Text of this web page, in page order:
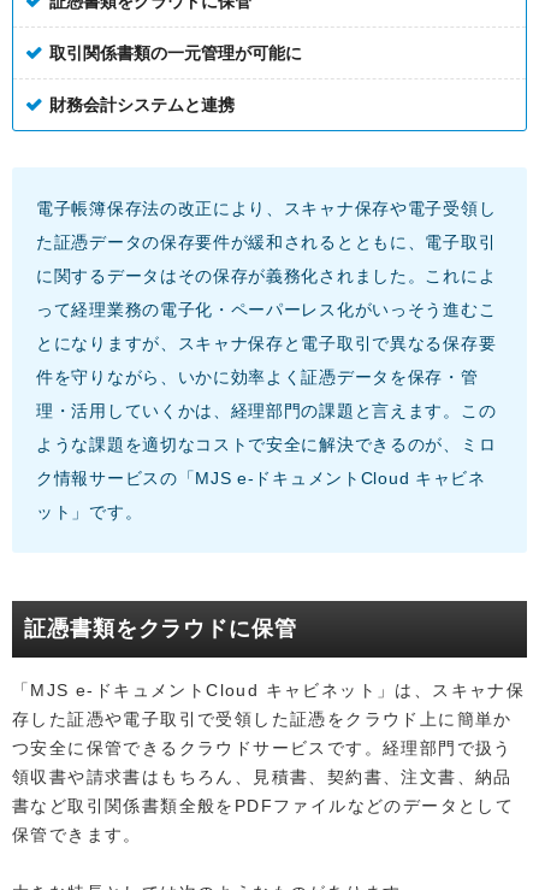
取引関係書類の一元管理が可能に
財務会計システムと連携
電子帳簿保存法の改正により、スキャナ保存や電子受領し
た証憑データの保存要件が緩和されるとともに、電子取引
に関するデータはその保存が義務化されました。これによ
って経理業務の電子化・ペーパーレス化がいっそう進むこ
とになりますが、スキャナ保存と電子取引で異なる保存要
件を守りながら、いかに効率よく証憑データを保存・管
理・活用していくかは、経理部門の課題と言えます。この
ような課題を適切なコストで安全に解決できるのが、ミロ
ク情報サービスの「MJS e-ドキュメントCloud キャビネ
ット」です。
証憑書類をクラウドに保管
「MJS e-ドキュメントCloud キャビネット」は、スキャナ保
存した証憑や電子取引で受領した証憑をクラウド上に簡単か
つ安全に保管できるクラウドサービスです。経理部門で扱う
領収書や請求書はもちろん、見積書、契約書、注文書、納品
書など取引関係書類全般をPDFファイルなどのデータとして
保管できます。